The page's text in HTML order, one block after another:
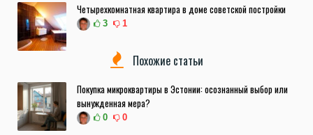
Четырехкомнатная квартира в доме советской постройки
3 1
Похожие статьи
Покупка микроквартиры в Эстонии: осознанный выбор или
вынужденная мера?
0 0